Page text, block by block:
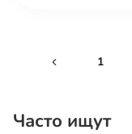
1
Часто ищут